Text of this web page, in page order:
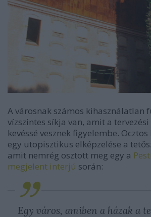
A városnak számos kihasználatlan
vízszintes síkja van, amit a
kevéssé vesznek figyelembe.
egy utopisztikus elképzelése a
amit nemrég osztott meg egy a
megjelent interjú során:
Egy város, amiben a házak a